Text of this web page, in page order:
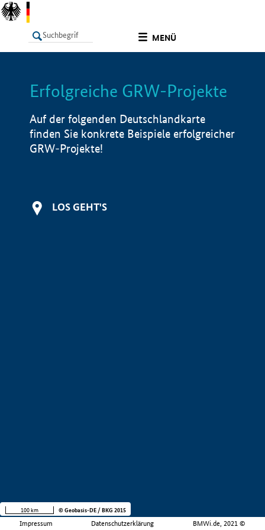
MENÜ
LISTE Info
Erfolgreiche GRW-Projekte
Auf der folgenden Deutschlandkarte
finden Sie konkrete Beispiele erfolgreicher
GRW-Projekte!
LOS GEHT'S
Impressum Datenschutzerklärung BMWi.de, 2021 ©
100 km © Geobasis-DE / BKG 2015